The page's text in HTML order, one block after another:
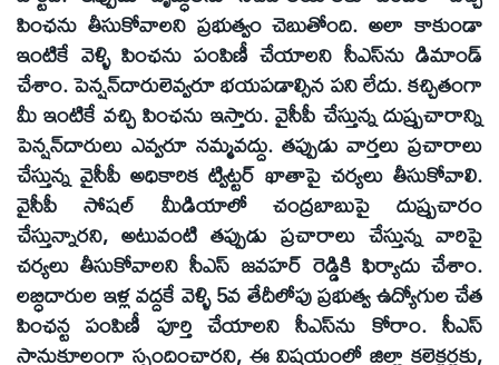
పింఛను తీసుకోవాలని ప్రభుత్వం చెబుతోంది. అలా కాకుండా
ఇంటికే వెళ్ళి పింఛను పంపిణీ చేయాలని సీఎస్‌ను డిమాండ్‌
చేశాం. పెన్షన్‌దారులెవ్వరూ భయపడాల్సిన పని లేదు. కచ్చితంగా
మీ ఇంటికే వచ్చి పింఛను ఇస్తారు. వైసీపీ చేస్తున్న దుష్ప్రచారాన్ని
పెన్షన్‌దారులు ఎవ్వరూ నమ్మవద్దు. తప్పుడు వార్తలు ప్రచారాలు
చేస్తున్న వైసీపీ అధికారిక ట్విట్టర్‌ ఖాతాపై చర్యలు తీసుకోవాలి.
వైసీపీ సోషల్‌ మీడియాలో చంద్రబాబుపై దుష్ప్రచారం
చేస్తున్నారని, అటువంటి తప్పుడు ప్రచారాలు చేస్తున్న వారిపై
చర్యలు తీసుకోవాలని సీఎస్‌ జవహర్‌ రెడ్డికి ఫిర్యాదు చేశాం.
లబ్ధిదారుల ఇళ్ల వద్దకే వెళ్ళి 5వ తేదీలోపు ప్రభుత్వ ఉద్యోగుల చేత
పింఛన్ట పంపిణీ పూర్తి చేయాలని సీఎస్‌ను కోరాం. సీఎస్‌
సానుకూలంగా స్పందించారని, ఈ విషయంలో జిల్లా కలెక్టర్లకు,